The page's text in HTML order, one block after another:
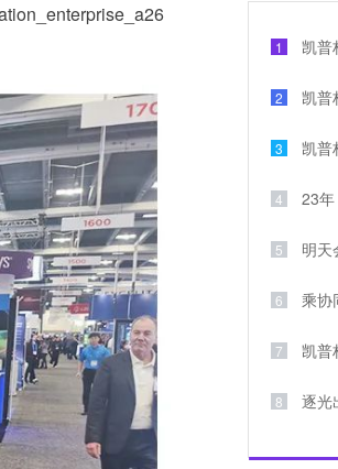
1 凯普
2
3 凯普
4
5
6
7
8